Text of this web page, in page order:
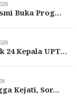
Buka Prog…
24 Kepala UPT…
Kejati, Sor…